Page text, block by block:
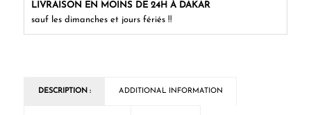
LIVRAISON EN MOINS DE 24H À DAKAR
sauf les dimanches et jours fériés !!
DESCRIPTION : ADDITIONAL INFORMATION